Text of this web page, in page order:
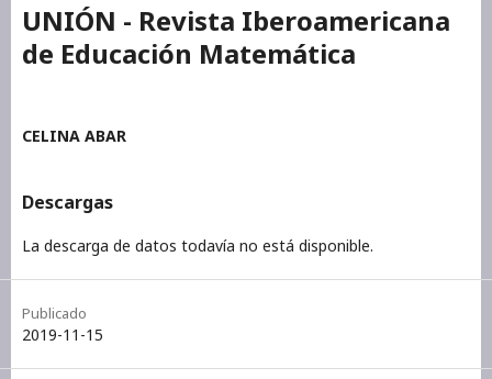
UNIÓN - Revista Iberoamericana
de Educación Matemática
CELINA ABAR
Descargas
La descarga de datos todavía no está disponible.
Publicado
2019-11-15